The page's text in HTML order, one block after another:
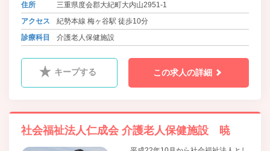
住所
三重県度会郡大紀町大内山2951-1
アクセス
紀勢本線 梅ヶ谷駅 徒歩10分
診療科目
介護老人保健施設
キープする この求人の詳細
社会福祉法人仁成会 介護老人保健施設 暁